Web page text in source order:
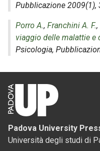
Pubblicazione 2009(1),
Porro A., Franchini A. F.,
viaggio delle malattie e
Psicologia,
Padova University
Università degli studi di